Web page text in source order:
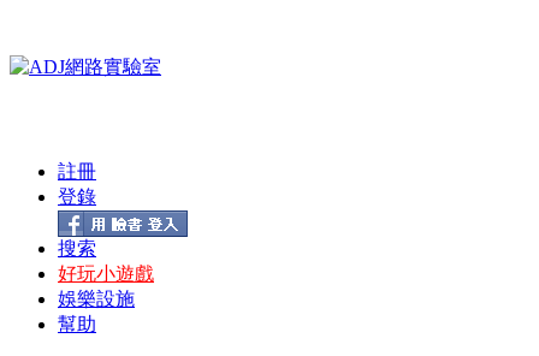
註冊
登錄
搜索
好玩小遊戲
娛樂設施
幫助